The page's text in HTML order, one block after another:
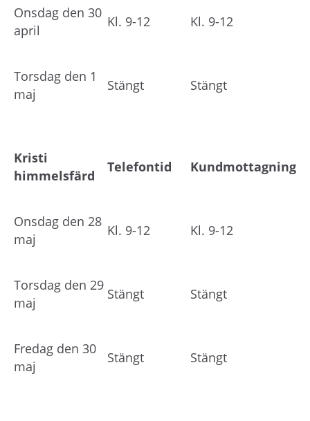
Onsdag den 30
april
Kl. 9-12 Kl. 9-12
Torsdag den 1
maj
Stängt Stängt
Kristi
himmelsfärd
Telefontid Kundmottagning
Onsdag den 28
maj
Kl. 9-12 Kl. 9-12
Torsdag den 29
maj
Stängt Stängt
Fredag den 30
maj
Stängt Stängt